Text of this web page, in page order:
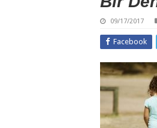
09/17/2017
Facebook